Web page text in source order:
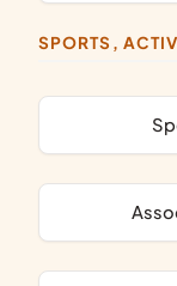
SPORTS,